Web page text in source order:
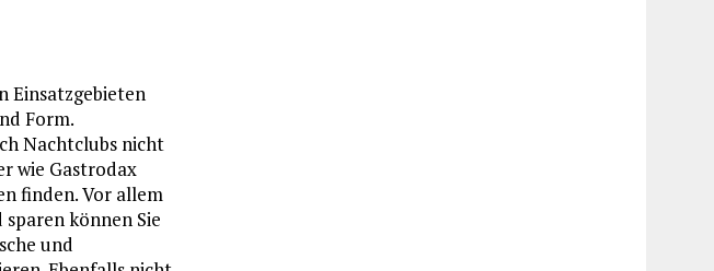
Einsatzgebieten
Form.
Nachtclubs nicht
wie Gastrodax
finden. Vor allem
können Sie
und